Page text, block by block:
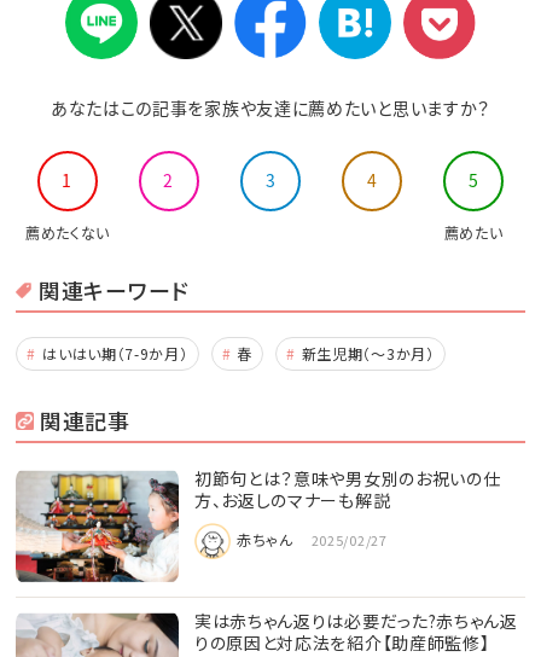
あなたはこの記事を家族や友達に薦めたいと思いますか？
1 2 3 4 5
薦めたくない 薦めたい
関連キーワード
はいはい期（7-9か月） 春 新生児期（～3か月）
関連記事
初節句とは？意味や男女別のお祝いの仕
方、お返しのマナーも解説
赤ちゃん 2025/02/27
実は赤ちゃん返りは必要だった?赤ちゃん返
りの原因と対応法を紹介【助産師監修】